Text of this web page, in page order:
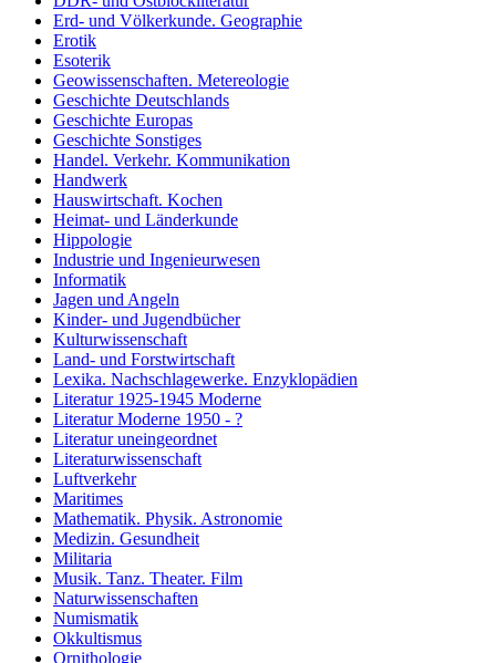
Erd- und Völkerkunde. Geographie
Erotik
Esoterik
Geowissenschaften. Metereologie
Geschichte Deutschlands
Geschichte Europas
Geschichte Sonstiges
Handel. Verkehr. Kommunikation
Handwerk
Hauswirtschaft. Kochen
Heimat- und Länderkunde
Hippologie
Industrie und Ingenieurwesen
Informatik
Jagen und Angeln
Kinder- und Jugendbücher
Kulturwissenschaft
Land- und Forstwirtschaft
Lexika. Nachschlagewerke. Enzyklopädien
Literatur 1925-1945 Moderne
Literatur Moderne 1950 - ?
Literatur uneingeordnet
Literaturwissenschaft
Luftverkehr
Maritimes
Mathematik. Physik. Astronomie
Medizin. Gesundheit
Militaria
Musik. Tanz. Theater. Film
Naturwissenschaften
Numismatik
Okkultismus
Ornithologie